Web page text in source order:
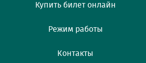
Купить билет онлайн
Режим работы
Контакты